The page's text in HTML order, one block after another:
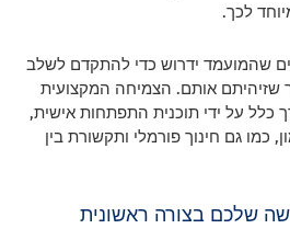
לכך.
שהמועמד ידרוש כדי להתקדם לשלב
שזיהיתם אותם. הצמיחה המקצועית
על ידי תוכנית התפתחות אישית,
כמו גם חינוך פורמלי ותקשורת בין